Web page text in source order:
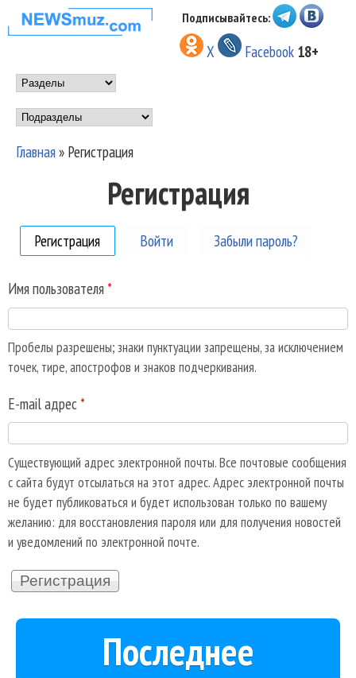
Перейти к основному
содержанию
НОВОСТИ
МУЗЫКИ И
ШОУ БИЗНЕСА
NEWSMUZ.COM
Подписывайтесь:
X Facebook 18+
Main menu
Подразделы
Главная» Регистрация
Регистрация
Регистрация (активная вкладка)
Войти Забыли пароль?
Имя пользователя *
Пробелы разрешены; знаки пунктуации запрещены, за исключением
точек, тире, апострофов и знаков подчеркивания.
E-mail адрес *
Существующий адрес электронной почты. Все почтовые сообщения
с сайта будут отсылаться на этот адрес. Адрес электронной почты
не будет публиковаться и будет использован только по вашему
желанию: для восстановления пароля или для получения новостей
и уведомлений по электронной почте.
Последнее